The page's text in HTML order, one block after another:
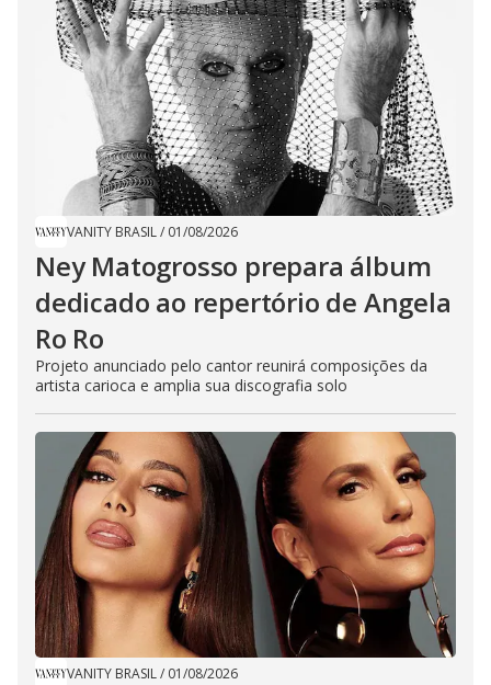
VANITY BRASIL/ 01/08/2026
Ney Matogrosso prepara álbum
dedicado ao repertório de Angela
Ro Ro
Projeto anunciado pelo cantor reunirá composições da
artista carioca e amplia sua discografia solo
VANITY BRASIL/ 01/08/2026